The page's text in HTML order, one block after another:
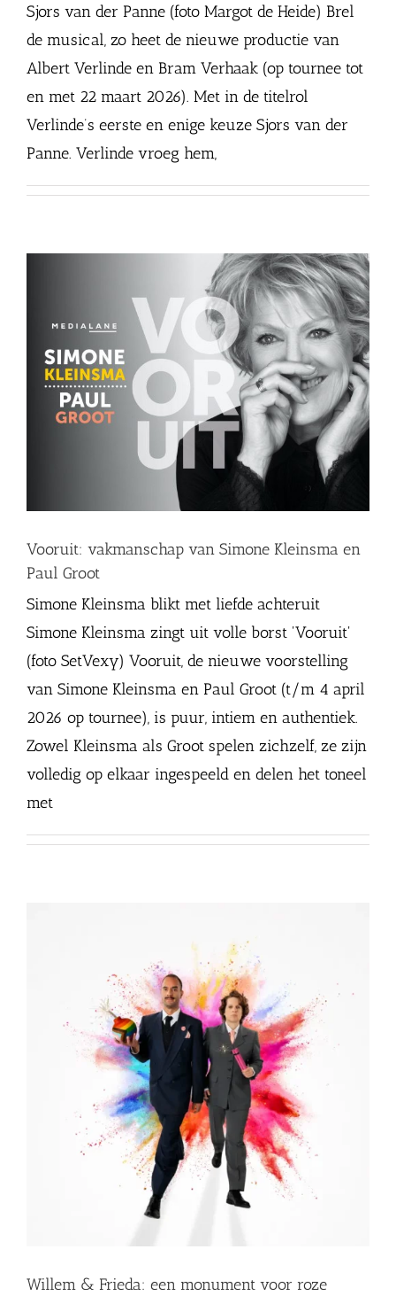
Sjors van der Panne (foto Margot de Heide) Brel
de musical, zo heet de nieuwe productie van
Albert Verlinde en Bram Verhaak (op tournee tot
en met 22 maart 2026). Met in de titelrol
Verlinde’s eerste en enige keuze Sjors van der
Panne. Verlinde vroeg hem,
Vooruit: vakmanschap van Simone Kleinsma en
Paul Groot
Simone Kleinsma blikt met liefde achteruit
Simone Kleinsma zingt uit volle borst 'Vooruit'
(foto SetVexy) Vooruit, de nieuwe voorstelling
van Simone Kleinsma en Paul Groot (t/m 4 april
2026 op tournee), is puur, intiem en authentiek.
Zowel Kleinsma als Groot spelen zichzelf, ze zijn
volledig op elkaar ingespeeld en delen het toneel
met
Willem & Frieda: een monument voor roze